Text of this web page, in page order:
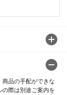
品の手配ができな
の際は別途ご案内を